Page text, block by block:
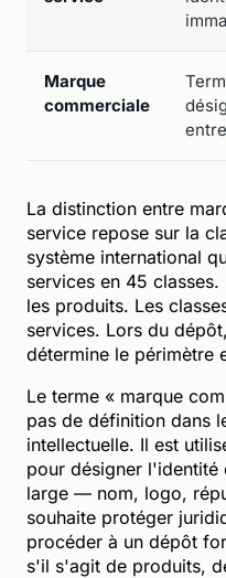
Marque
commerciale
La distinction entre
service repose sur la
système international
services en 45
les produits. Les
services. Lors du
détermine le périmètre
Le terme « marque
pas de définition dans
intellectuelle. Il est
pour désigner l'identité
large — nom, logo,
souhaite protéger
procéder à un dépôt
s'il s'agit de produits,